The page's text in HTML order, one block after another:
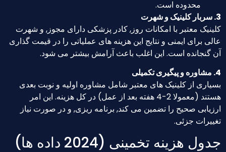
محدوده است.
3. سربار کلینیک و شهرت
کلینیک معتبر با امکانات روز, کادر پزشکی دارای مجوز, و شهرت
عالی برای ایمنی و نتایج این هزینه های عملیاتی را در قیمت گذاری
آن گنجانده است. این اغلب باعث آرامش بیشتر می شود.
4. مشاوره و پیگیری تکمیلی
بسیاری از کلینیک های معتبر شامل مشاوره اولیه و نوبت بعدی
هستند (معمولا 2-4 هفته بعد از عمل) در کل هزینه. این امر
ارزیابی صحیح را تضمین می کند, برنامه ریزی, و در صورت نیاز
تغییرات جزئی.
جدول هزینه تخمینی (2024 داده ها)